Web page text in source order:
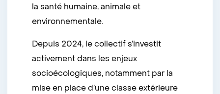
la santé humaine, animale et
environnementale.
Depuis 2024, le collectif s’investit
activement dans les enjeux
socioécologiques, notamment par la
mise en place d’une classe extérieure